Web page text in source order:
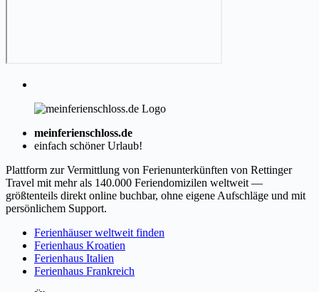
meinferienschloss.de
einfach schöner Urlaub!
Plattform zur Vermittlung von Ferienunterkünften von Rettinger
Travel mit mehr als 140.000 Feriendomizilen weltweit —
größtenteils direkt online buchbar, ohne eigene Aufschläge und mit
persönlichem Support.
Ferienhäuser weltweit finden
Ferienhaus Kroatien
Ferienhaus Italien
Ferienhaus Frankreich